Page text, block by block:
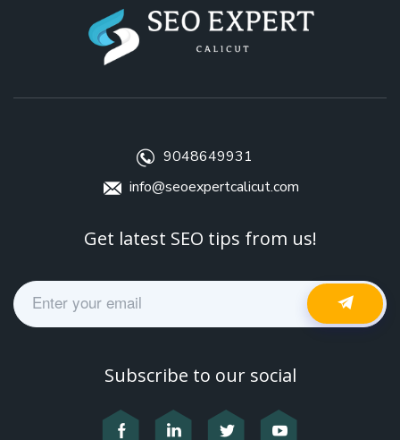
9048649931
info@seoexpertcalicut.com
Get latest SEO tips from us!
Subscribe to our social